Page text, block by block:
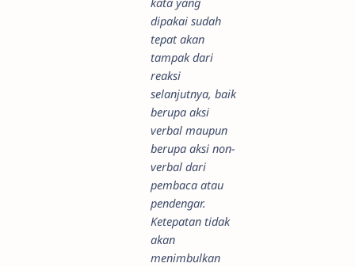
dipakai sudah
tepat akan
tampak dari
reaksi
selanjutnya, baik
berupa aksi
verbal maupun
berupa aksi non-
verbal dari
pembaca atau
pendengar.
Ketepatan tidak
akan
menimbulkan